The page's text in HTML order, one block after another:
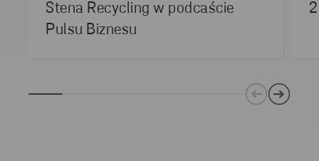
Stena Recycling w podcaście
Pulsu Biznesu